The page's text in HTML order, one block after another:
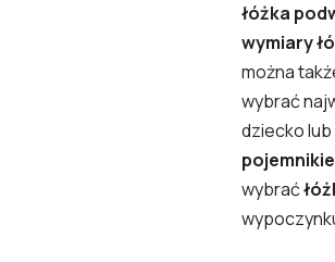
łóżka
wymiary
można
wybrać
dziecko
wybrać